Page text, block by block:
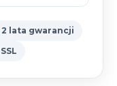
2 lata gwarancji